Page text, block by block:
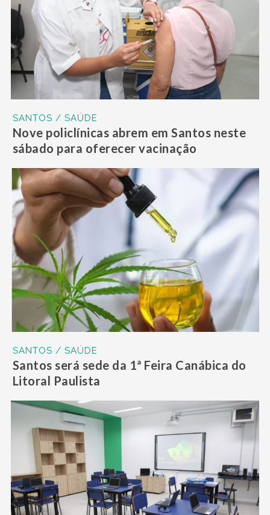
SANTOS / SAÚDE
Nove policlínicas abrem em Santos neste
sábado para oferecer vacinação
SANTOS / SAÚDE
Santos será sede da 1ª Feira Canábica do
Litoral Paulista